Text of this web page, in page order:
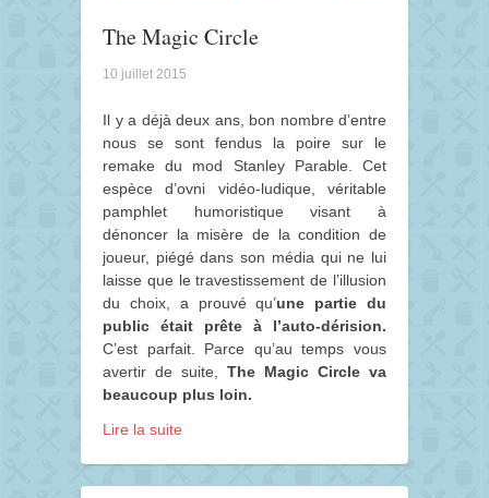
The Magic Circle
10 juillet 2015
Il y a déjà deux ans, bon nombre d’entre
nous se sont fendus la poire sur le
remake du mod Stanley Parable. Cet
espèce d’ovni vidéo-ludique, véritable
pamphlet humoristique visant à
dénoncer la misère de la condition de
joueur, piégé dans son média qui ne lui
laisse que le travestissement de l’illusion
du choix, a prouvé qu’une partie du
public était prête à l’auto-dérision.
C’est parfait. Parce qu’au temps vous
avertir de suite, The Magic Circle va
beaucoup plus loin.
Lire la suite